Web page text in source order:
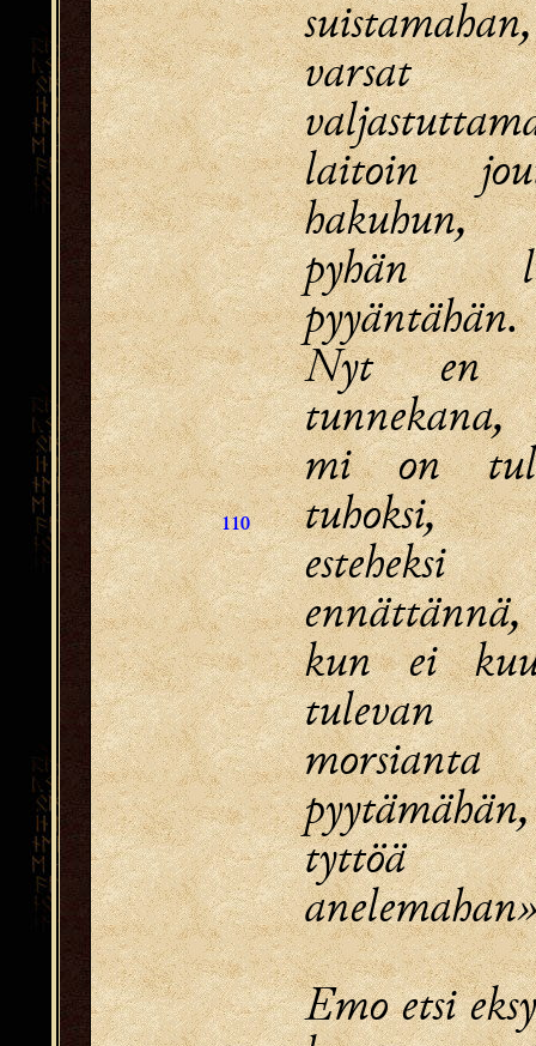
110
suistamahan,
varsat
laitoin
hakuhun,
pyhän
pyyäntähän.
Nyt en
tunnekana,
mi on
tuhoksi,
esteheksi
ennättännä,
kun ei
tulevan
morsianta
pyytämähän,
tyttöä
Emo etsi